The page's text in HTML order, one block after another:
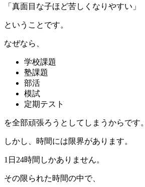
「真面目な子ほど苦しくなりやすい」
ということです。
なぜなら、
学校課題
塾課題
部活
模試
定期テスト
を全部頑張ろうとしてしまうからです。
しかし、時間には限界があります。
1日24時間しかありません。
その限られた時間の中で、